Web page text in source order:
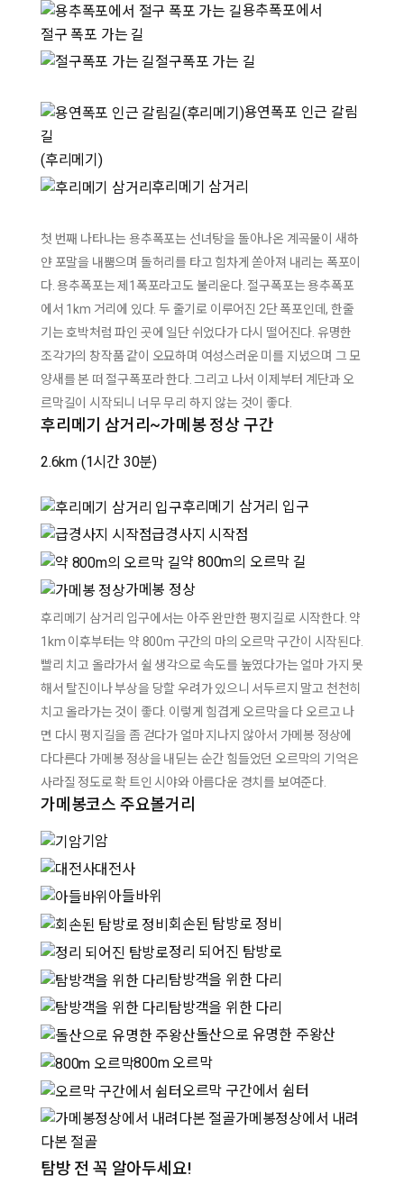
용추폭포에서
절구 폭포 가는 길
절구폭포 가는 길
용연폭포 인근 갈림
길
(후리메기)
후리메기 삼거리
첫 번째 나타나는 용추폭포는 선녀탕을 돌아나온 계곡물이 새하
얀 포말을 내뿜으며 돌허리를 타고 힘차게 쏟아져 내리는 폭포이
다. 용추폭포는 제1폭포라고도 불리운다. 절구폭포는 용추폭포
에서 1km 거리에 있다. 두 줄기로 이루어진 2단 폭포인데, 한줄
기는 호박처럼 파인 곳에 일단 쉬었다가 다시 떨어진다. 유명한
조각가의 창작품 같이 오묘하며 여성스러운 미를 지녔으며 그 모
양새를 본 떠 절구폭포라 한다. 그리고 나서 이제부터 계단과 오
르막길이 시작되니 너무 무리 하지 않는 것이 좋다.
후리메기 삼거리~가메봉 정상 구간
2.6km (1시간 30분)
후리메기 삼거리 입구
급경사지 시작점
약 800m의 오르막 길
가메봉 정상
후리메기 삼거리 입구에서는 아주 완만한 평지길로 시작한다. 약
1km 이후부터는 약 800m 구간의 마의 오르막 구간이 시작된다.
빨리 치고 올라가서 쉴 생각으로 속도를 높였다가는 얼마 가지 못
해서 탈진이나 부상을 당할 우려가 있으니 서두르지 말고 천천히
치고 올라가는 것이 좋다. 이렇게 힘겹게 오르막을 다 오르고 나
면 다시 평지길을 좀 걷다가 얼마 지나지 않아서 가메봉 정상에
다다른다 가메봉 정상을 내딛는 순간 힘들었던 오르막의 기억은
사라질 정도로 확 트인 시야와 아름다운 경치를 보여준다.
가메봉코스 주요볼거리
기암
대전사
아들바위
회손된 탐방로 정비
정리 되어진 탐방로
탐방객을 위한 다리
탐방객을 위한 다리
돌산으로 유명한 주왕산
800m 오르막
오르막 구간에서 쉼터
가메봉정상에서 내려
다본 절골
탐방 전 꼭 알아두세요!